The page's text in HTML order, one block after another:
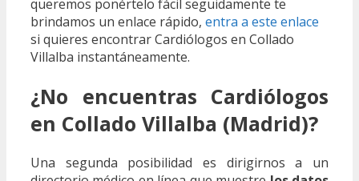
queremos ponértelo fácil seguidamente te
brindamos un enlace rápido, entra a este enlace
si quieres encontrar Cardiólogos en Collado
Villalba instantáneamente.
¿No encuentras Cardiólogos
en Collado Villalba (Madrid)?
Una segunda posibilidad es dirigirnos a un